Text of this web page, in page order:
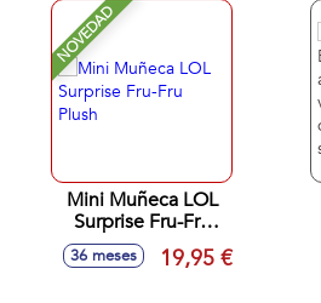
NOVEDAD
Mini Muñeca LOL
Surprise Fru-Fru
Plush
36 meses 19,95 €